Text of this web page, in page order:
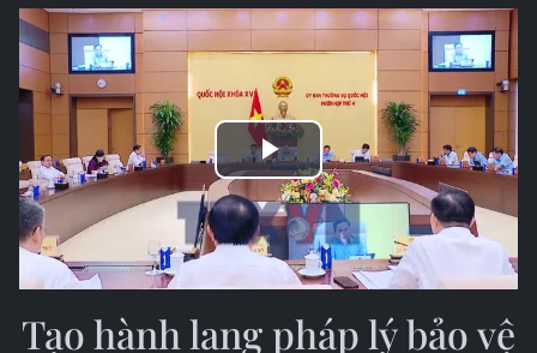
Play
Video
Tạo hành lang pháp lý bảo vệ